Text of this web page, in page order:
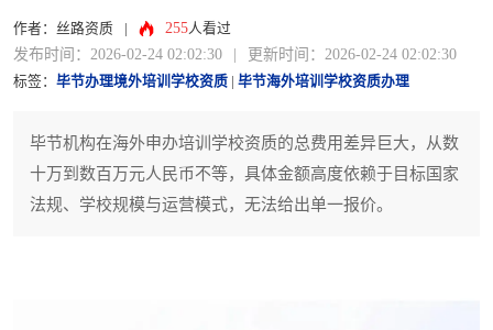
作者：丝路资质 255人看过
发布时间：2026-02-24 02:02:30 更新时间：2026-02-24 02:02:30
标签： 毕节办理境外培训学校资质 毕节海外培训学校资质办理
毕节机构在海外申办培训学校资质的总费用差异巨大，从数
十万到数百万元人民币不等，具体金额高度依赖于目标国家
法规、学校规模与运营模式，无法给出单一报价。